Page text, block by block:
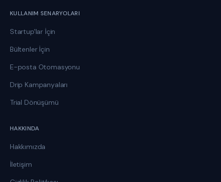
KULLANIM SENARYOLARI
Startup'lar İçin
Bültenler İçin
E-posta Otomasyonu
Drip Kampanyaları
Trial Dönüşümü
HAKKINDA
Hakkımızda
İletişim